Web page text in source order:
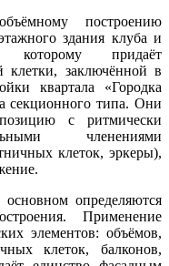
построению
здания клуба и
которому придаёт
заключённой в
квартала «Городка
секционного типа. Они
с ритмически
членениями
клеток, эркеры),
определяются
Применение
элементов: объёмов,
клеток, балконов,